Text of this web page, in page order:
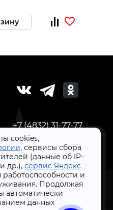
cookies,
, сервисы сбора
(данные об IP-
др.), сервис Яндекс
и
Продолжая
автоматически
данных
+7 (4832) 31-77-77